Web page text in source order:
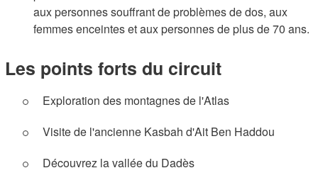
aux personnes souffrant de problèmes de dos, aux
femmes enceintes et aux personnes de plus de 70 ans.
Les points forts du circuit
Exploration des montagnes de l'Atlas
Visite de l'ancienne Kasbah d'Ait Ben Haddou
Découvrez la vallée du Dadès